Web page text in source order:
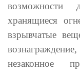
возможности
хранящиеся
взрывчатые
незаконное